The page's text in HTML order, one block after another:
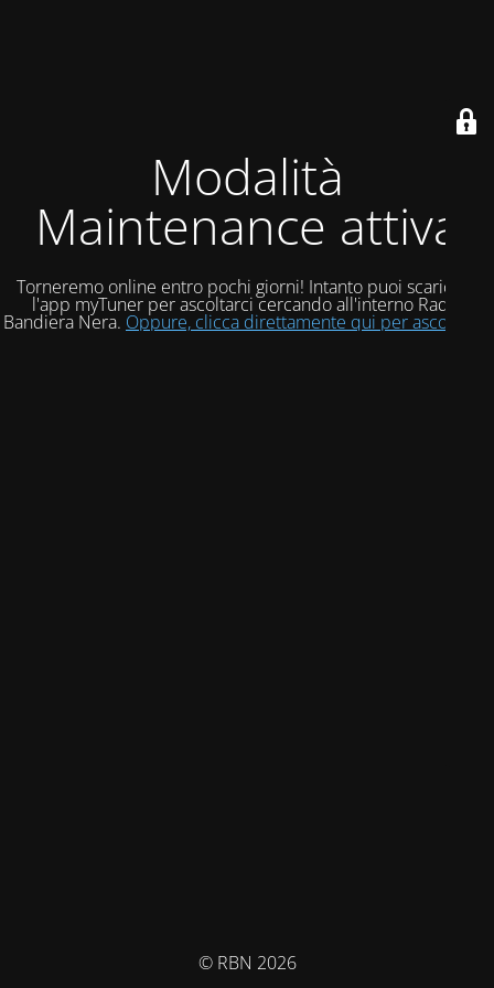
Modalità
Maintenance attiva
Torneremo online entro pochi giorni! Intanto puoi scaricare
l'app myTuner per ascoltarci cercando all'interno Radio
Bandiera Nera. Oppure, clicca direttamente qui per ascoltarci!
© RBN 2026